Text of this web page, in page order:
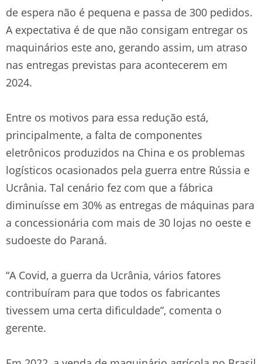
de espera não é pequena e passa de 300 pedidos.
A expectativa é de que não consigam entregar os
maquinários este ano, gerando assim, um atraso
nas entregas previstas para acontecerem em
2024.
Entre os motivos para essa redução está,
principalmente, a falta de componentes
eletrônicos produzidos na China e os problemas
logísticos ocasionados pela guerra entre Rússia e
Ucrânia. Tal cenário fez com que a fábrica
diminuísse em 30% as entregas de máquinas para
a concessionária com mais de 30 lojas no oeste e
sudoeste do Paraná.
“A Covid, a guerra da Ucrânia, vários fatores
contribuíram para que todos os fabricantes
tivessem uma certa dificuldade”, comenta o
gerente.